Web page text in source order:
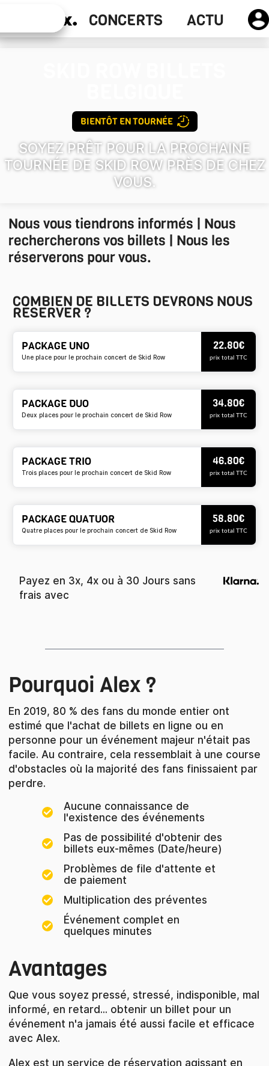
CONCERTS ACTU
Concerts
BIENTÔT EN TOURNÉE
SOYEZ PRÊT POUR LA PROCHAINE
TOURNÉE DE SKID ROW PRÈS DE CHEZ
VOUS.
Nous vous tiendrons informés | Nous
rechercherons vos billets | Nous les
réserverons pour vous.
COMBIEN DE BILLETS DEVRONS NOUS
RÉSERVER ?
PACKAGE UNO
Une place pour le prochain concert de Skid Row
22.80€
prix total TTC
PACKAGE DUO
Deux places pour le prochain concert de Skid Row
34.80€
prix total TTC
PACKAGE TRIO
Trois places pour le prochain concert de Skid Row
46.80€
prix total TTC
PACKAGE QUATUOR
Quatre places pour le prochain concert de Skid Row
58.80€
prix total TTC
Payez en 3x, 4x ou à 30 Jours sans
frais avec
Pourquoi Alex ?
En 2019, 80 % des fans du monde entier ont
estimé que l'achat de billets en ligne ou en
personne pour un événement majeur n'était pas
facile. Au contraire, cela ressemblait à une course
d'obstacles où la majorité des fans finissaient par
perdre.
Aucune connaissance de
l'existence des événements
Pas de possibilité d'obtenir des
billets eux-mêmes (Date/heure)
Problèmes de file d'attente et
de paiement
Multiplication des préventes
Événement complet en
quelques minutes
Avantages
Que vous soyez pressé, stressé, indisponible, mal
informé, en retard... obtenir un billet pour un
événement n'a jamais été aussi facile et efficace
avec Alex.
Alex est un service de réservation agissant en